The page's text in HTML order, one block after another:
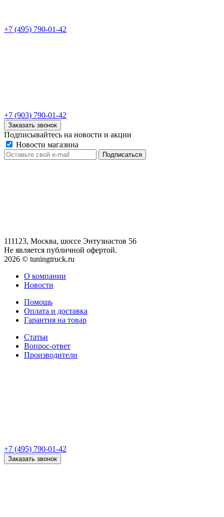
+7 (495) 790-01-42
+7 (903) 790-01-42
Заказать звонок
Подписывайтесь на новости и акции
Новости магазина
111123, Москва, шоссе Энтузиастов 56
Не является публичной офертой.
2026 © tuningtruck.ru
О компании
Новости
Помощь
Оплата и доставка
Гарантия на товар
Статьи
Вопрос-ответ
Производители
+7 (495) 790-01-42
Заказать звонок